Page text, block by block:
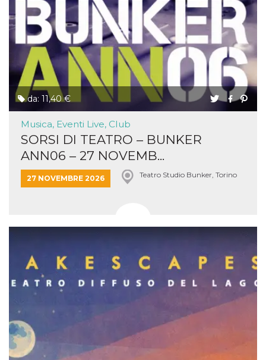
da: 11,40 €
Musica, Eventi Live, Club
SORSI DI TEATRO – BUNKER
ANN06 – 27 NOVEMB...
27 NOVEMBRE 2026 Teatro Studio Bunker, Torino